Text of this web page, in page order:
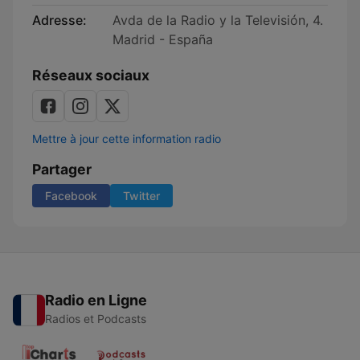
Adresse:
Avda de la Radio y la Televisión, 4.
Madrid - España
Réseaux sociaux
Mettre à jour cette information radio
Partager
Facebook Twitter
Radio en Ligne
Radios et Podcasts